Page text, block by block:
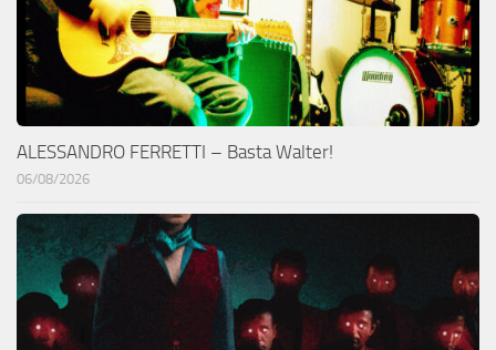
ALESSANDRO FERRETTI – Basta Walter!
06/08/2026